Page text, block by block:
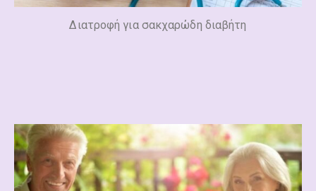
Διατροφή για σακχαρώδη διαβήτη